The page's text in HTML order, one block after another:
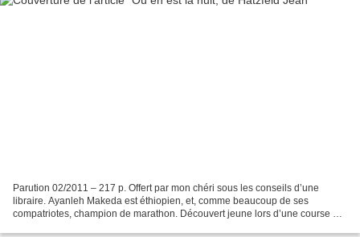
Parution 02/2011 – 217 p. Offert par mon chéri sous les conseils d’une
libraire. Ayanleh Makeda est éthiopien, et, comme beaucoup de ses
compatriotes, champion de marathon. Découvert jeune lors d’une course au